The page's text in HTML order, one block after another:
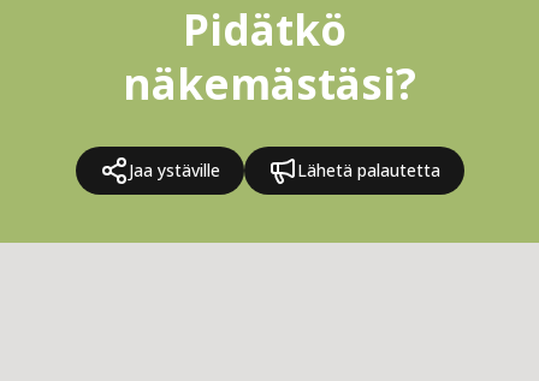
Pidätkö
näkemästäsi?
Jaa ystäville Lähetä palautetta